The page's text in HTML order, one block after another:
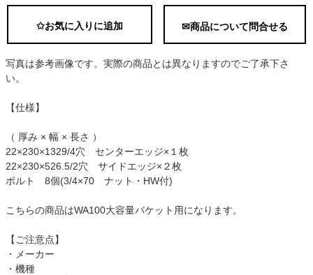
✩お気に入りに追加 ✉商品について問合せる
写真は参考画像です。実際の商品とは異なりますのでご了承下さ
い。
【仕様】
（ 厚み × 幅 × 長さ ）
22×230×1329/4穴 センターエッジ×１枚
22×230×526.5/2穴 サイドエッジ×２枚
ボルト 8個(3/4×70 ナット・HW付)
こちらの商品はWA100大容量バケット用になります。
【ご注意点】
・メーカー
・機種